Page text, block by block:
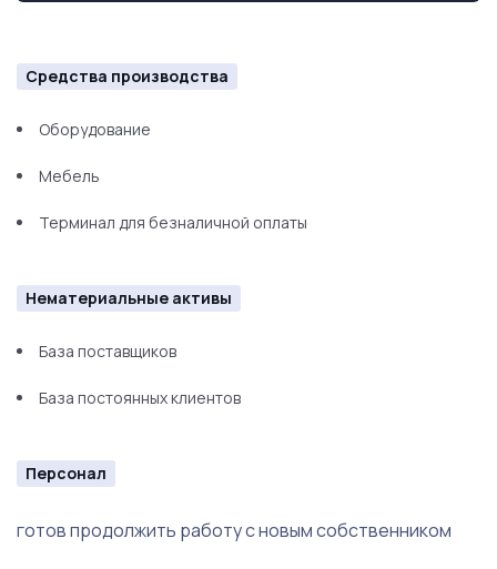
Средства производства
Оборудование
Мебель
Терминал для безналичной оплаты
Нематериальные активы
База поставщиков
База постоянных клиентов
Персонал
готов продолжить работу с новым собственником